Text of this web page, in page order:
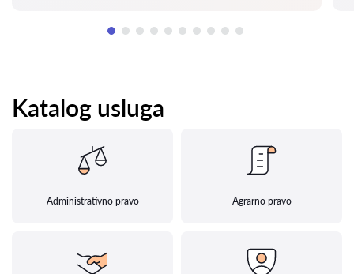
Katalog usluga
Administrativno pravo Agrarno pravo